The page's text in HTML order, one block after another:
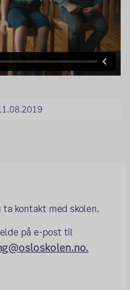
ta kontakt med skolen.
på e-post til